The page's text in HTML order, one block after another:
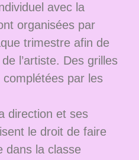
avec la
organisées par
trimestre afin de
l’artiste. Des grilles
par les
direction et ses
le droit de faire
dans la classe